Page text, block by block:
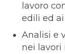
lavoro
edili ed
Analisi e
nei lavori